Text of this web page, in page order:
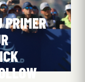
PRIMER